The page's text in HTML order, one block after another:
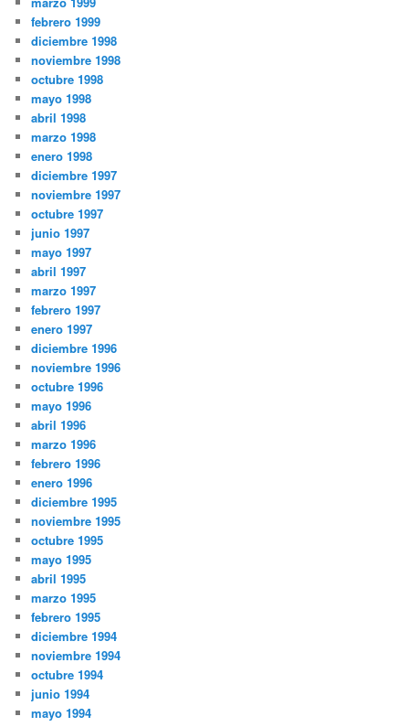
febrero 1999
diciembre 1998
noviembre 1998
octubre 1998
mayo 1998
abril 1998
marzo 1998
enero 1998
diciembre 1997
noviembre 1997
octubre 1997
junio 1997
mayo 1997
abril 1997
marzo 1997
febrero 1997
enero 1997
diciembre 1996
noviembre 1996
octubre 1996
mayo 1996
abril 1996
marzo 1996
febrero 1996
enero 1996
diciembre 1995
noviembre 1995
octubre 1995
mayo 1995
abril 1995
marzo 1995
febrero 1995
diciembre 1994
noviembre 1994
octubre 1994
junio 1994
mayo 1994